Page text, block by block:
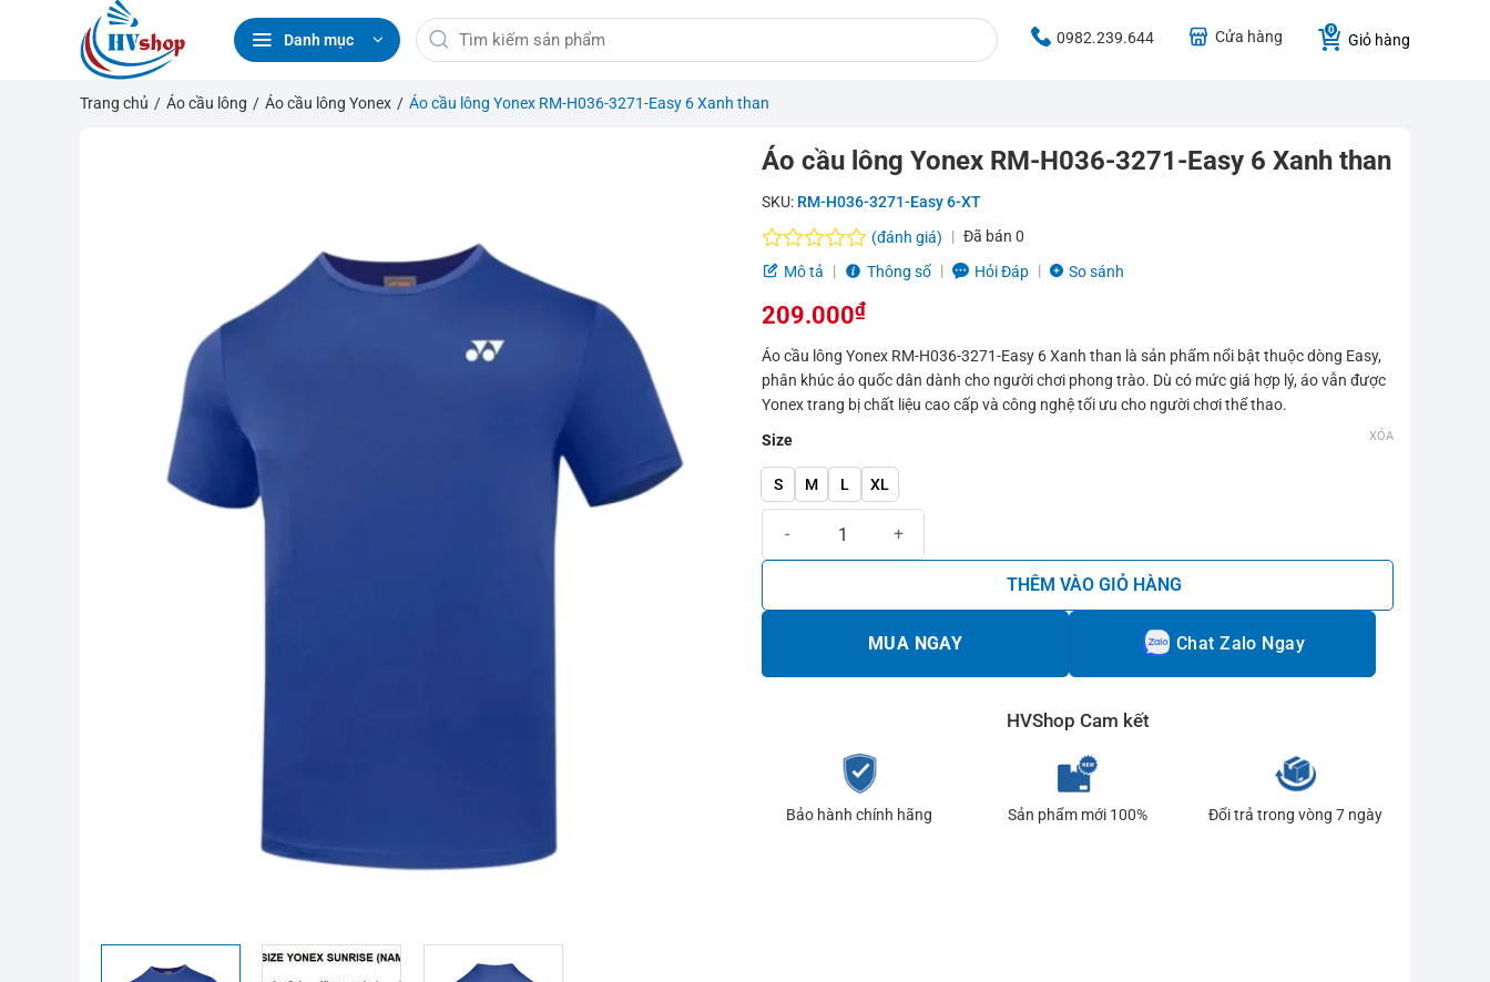
Danh mục
Tìm
kiếm:
0982.239.644 Cửa hàng Giỏ hàng
Trang chủ / Áo cầu lông / Áo cầu lông Yonex / Áo cầu lông Yonex RM-H036-3271-Easy 6 Xanh than
Áo cầu lông Yonex RM-H036-3271-Easy 6 Xanh than
SKU: RM-H036-3271-Easy 6-XT
Được
hạng
0.0
5
sao
(đánh giá) Đã bán0
Mô tả
Thông số Hỏi Đáp So sánh
209.000₫
Áo cầu lông Yonex RM-H036-3271-Easy 6 Xanh than là sản phẩm nổi bật thuộc dòng Easy,
phân khúc áo quốc dân dành cho người chơi phong trào. Dù có mức giá hợp lý, áo vẫn được
Yonex trang bị chất liệu cao cấp và công nghệ tối ưu cho người chơi thể thao.
Size
S M L XL
XÓA
THÊM VÀO GIỎ HÀNG
MUA NGAY Chat Zalo Ngay
HVShop Cam kết
Bảo hành chính hãng Sản phẩm mới 100% Đổi trả trong vòng 7 ngày